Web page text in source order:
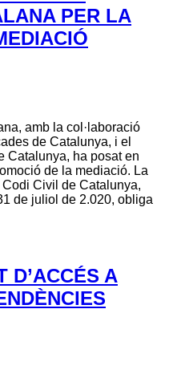
PER LA
amb la col·laboració
de Catalunya, i el
Catalunya, ha posat en
de la mediació. La
Civil de Catalunya,
de juliol de 2.020, obliga
D’ACCÉS A